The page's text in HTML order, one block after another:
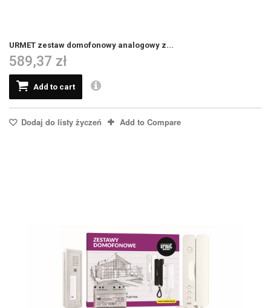
URMET zestaw domofonowy analogowy z...
589,37 zł
Add to cart
Dodaj do listy życzeń Add to Compare